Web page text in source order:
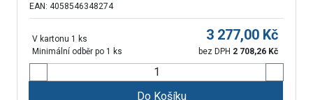
EAN: 4058546348274
V kartonu 1 ks
Minimální odběr po 1 ks
3 277,00 Kč
bez DPH 2 708,26 Kč
Do Košíku